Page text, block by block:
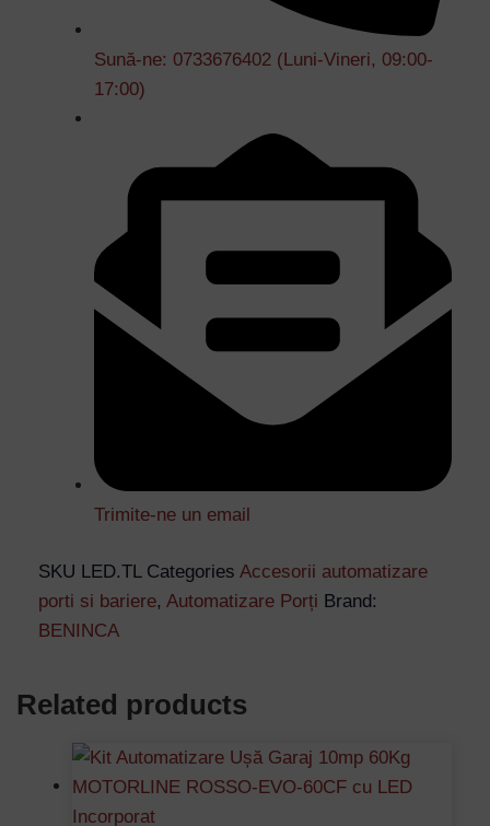
Sună-ne: 0733676402 (Luni-Vineri, 09:00-
17:00)
Trimite-ne un email
SKU LED.TL Categories Accesorii automatizare
porti si bariere, Automatizare Porți Brand:
BENINCA
Related products